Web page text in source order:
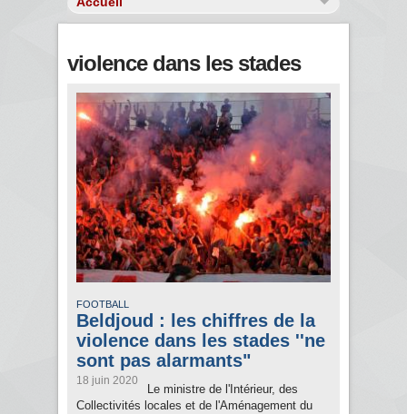
violence dans les stades
FOOTBALL
Beldjoud : les chiffres de la
violence dans les stades ''ne
sont pas alarmants"
18 juin 2020
Le ministre de l'Intérieur, des
Collectivités locales et de l'Aménagement du